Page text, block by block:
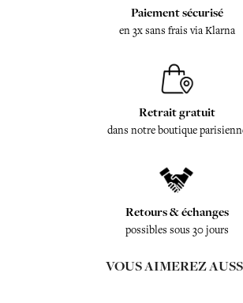
Paiement sécurisé
en 3x sans frais via Klarna
Retrait gratuit
dans notre boutique
Retours & échanges
possibles sous 30 jours
VOUS AIMEREZ